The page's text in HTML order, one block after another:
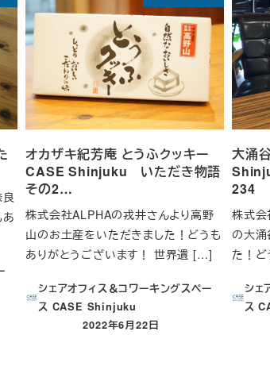
良
オカザキ紀芳庵 とうふクッキー
CASE Shinjuku いただき物語
その2…
株式会社ALPHAの戎井さんより高野
山のお土産をいただきました！どうも
ありがとうございます！ 世界遺 […]
シェアオフィス＆コワーキングスペー
ス CASE Shinjuku
投稿日
2022年6月22日
大涌
234
株式会
の大
た！
シェ
ス